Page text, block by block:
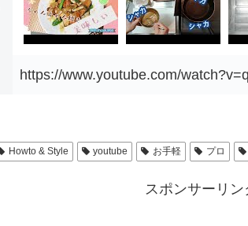
https://www.youtube.com/
Howto & Style youtube お手軽 プロ
スポンサーリン